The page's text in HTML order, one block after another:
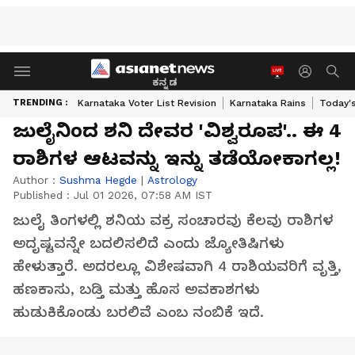
ಕನ್ನಡ
TRENDING : Karnataka Voter List Revision Karnataka Rains
ಜುಲೈನಿಂದ ಶನಿ ದೇವರ 'ವಿಶ್ವರೂಪ'.. ಈ 4
ರಾಶಿಗಳ ಆಟವನ್ನು ಇನ್ನು ತಡೆಯೋಕಾಗಲ್ಲ!
Author : Sushma Hegde | Astrology
Published : Jul 01 2026, 07:58 AM IST
ಜುಲೈ ತಿಂಗಳಲ್ಲಿ ಶನಿಯ ವಕ್ರ ಸಂಚಾರವು ಕೆಲವು ರಾಶಿಗಳ
ಅದೃಷ್ಟವನ್ನೇ ಬದಲಿಸಲಿದೆ ಎಂದು ಜ್ಯೋತಿಷಿಗಳು
ಹೇಳುತ್ತಾರೆ. ಅದರಲ್ಲೂ ವಿಶೇಷವಾಗಿ 4 ರಾಶಿಯವರಿಗೆ ವೃತ್ತಿ,
ಹಣಕಾಸು, ಬಡ್ತಿ ಮತ್ತು ಹೊಸ ಅವಕಾಶಗಳು
ಹುಡುಕಿಕೊಂಡು ಬರಲಿವೆ ಎಂಬ ನಂಬಿಕೆ ಇದೆ.